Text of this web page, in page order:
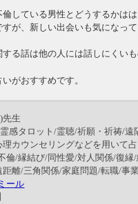
倫している男性とどうするかは
が、新しい出会いも気になって
る話は他の人には話しにくいも
がおすすめです。
先生
感タロット/霊聴/祈願・祈祷/遠
カウンセリングなどを用いて占
倫/縁結び/同性愛/対人関係/復縁
離/三角関係/家庭問題/転職/事
ール